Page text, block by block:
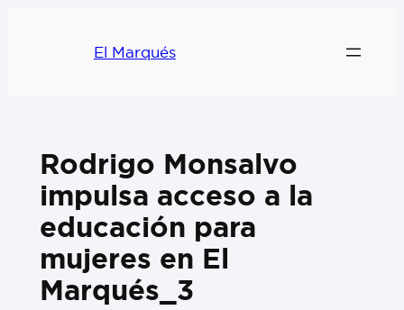
El Marqués
Rodrigo Monsalvo
impulsa acceso a la
educación para
mujeres en El
Marqués_3